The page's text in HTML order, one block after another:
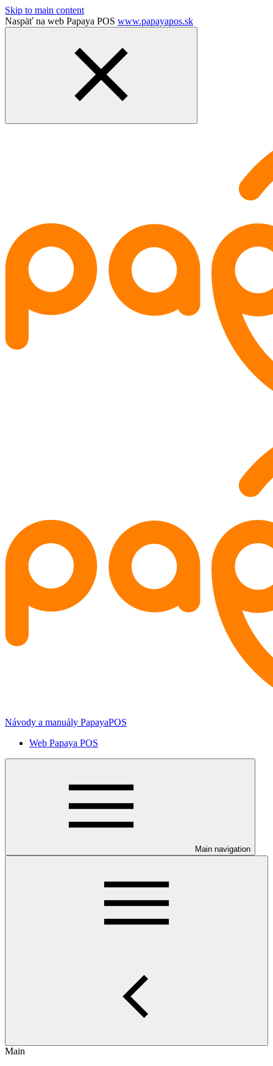
Skip to main content
Naspäť na web Papaya POS www.papayapos.sk
Návody a manuály PapayaPOS
Web Papaya POS
Main navigation
Main